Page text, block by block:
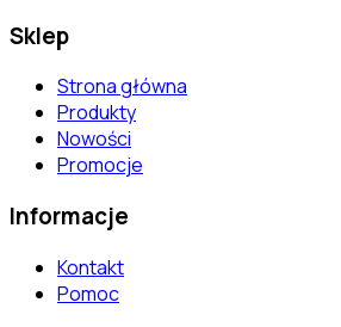
Sklep
Strona główna
Produkty
Nowości
Promocje
Informacje
Kontakt
Pomoc